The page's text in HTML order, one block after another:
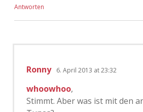
Antworten
Ronny 6. April 2013 at 23:32
whoowhoo,
Stimmt. Aber was ist mit den